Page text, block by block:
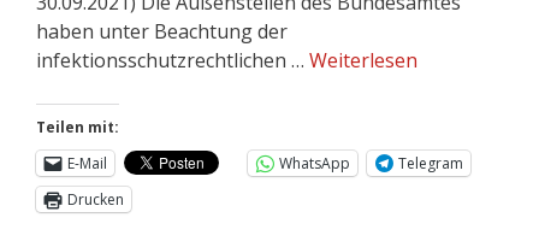
haben unter Beachtung der
infektionsschutzrechtlichen … Weiterlesen
Teilen mit:
E-Mail
WhatsApp
Telegram
Drucken